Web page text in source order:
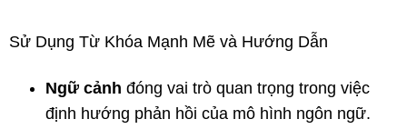
Sử Dụng Từ Khóa Mạnh Mẽ và Hướng Dẫn
Ngữ cảnh đóng vai trò quan trọng trong việc
định hướng phản hồi của mô hình ngôn ngữ.